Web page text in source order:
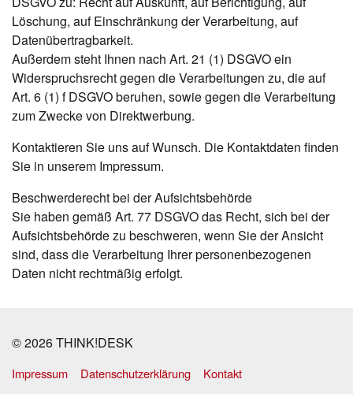
Löschung, auf Einschränkung der Verarbeitung, auf
Datenübertragbarkeit.
Außerdem steht Ihnen nach Art. 21 (1) DSGVO ein
Widerspruchsrecht gegen die Verarbeitungen zu, die auf
Art. 6 (1) f DSGVO beruhen, sowie gegen die Verarbeitung
zum Zwecke von Direktwerbung.
Kontaktieren Sie uns auf Wunsch. Die Kontaktdaten finden
Sie in unserem Impressum.
Beschwerderecht bei der Aufsichtsbehörde
Sie haben gemäß Art. 77 DSGVO das Recht, sich bei der
Aufsichtsbehörde zu beschweren, wenn Sie der Ansicht
sind, dass die Verarbeitung Ihrer personenbezogenen
Daten nicht rechtmäßig erfolgt.
© 2026 THINK!DESK
Impressum Datenschutzerklärung Kontakt